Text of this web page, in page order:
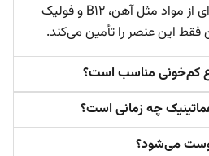
هماتینیک شامل مجموعه‌ای از مواد مثل آهن، B12 و فولیک
این عنصر را تأمین می‌کند.
کم‌خونی مناسب است؟
چه زمانی است؟
می‌شود؟